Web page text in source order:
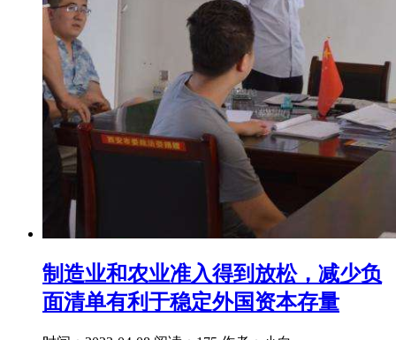
制造业和农业准入得到放松，减少负
面清单有利于稳定外国资本存量